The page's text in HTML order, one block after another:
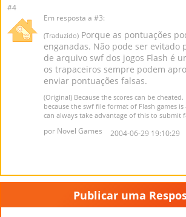
#4
Em resposta a #3:
(Traduzido) Porque as pontuações
enganadas. Não pode ser evitado
de arquivo swf dos jogos Flash é
os trapaceiros sempre podem
enviar pontuações falsas.
(Original) Because the scores can be
because the swf file format of Flash games
can always take advantage of this to submit
por Novel Games 2004-06-29 19:10:29
Publicar uma